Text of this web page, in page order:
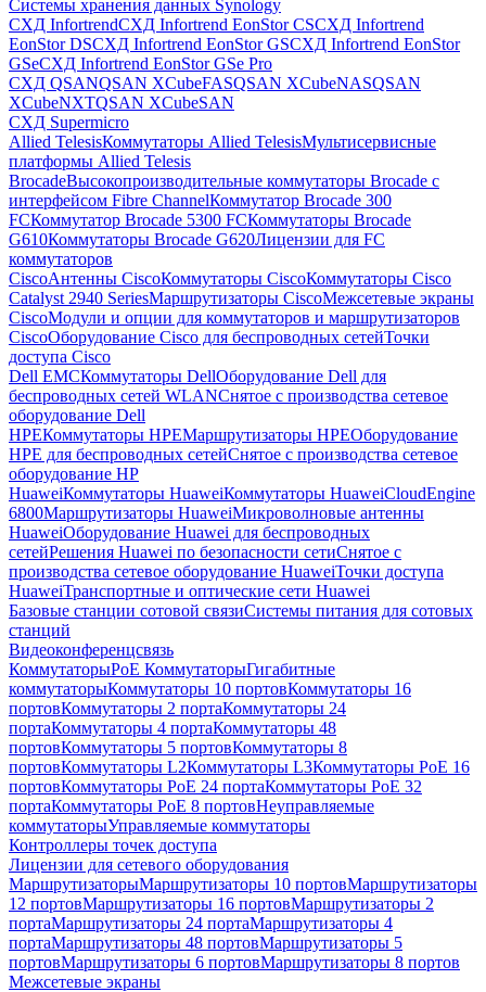
Системы хранения данных Synology
СХД InfortrendСХД Infortrend EonStor CSСХД Infortrend
EonStor DSСХД Infortrend EonStor GSСХД Infortrend EonStor
GSeСХД Infortrend EonStor GSe Pro
СХД QSANQSAN XCubeFASQSAN XCubeNASQSAN
XCubeNXTQSAN XCubeSAN
СХД Supermicro
Allied TelesisКоммутаторы Allied TelesisМультисервисные
платформы Allied Telesis
BrocadeВысокопроизводительные коммутаторы Brocade с
интерфейсом Fibre ChannelКоммутатор Brocade 300
FCКоммутатор Brocade 5300 FCКоммутаторы Brocade
G610Коммутаторы Brocade G620Лицензии для FC
коммутаторов
CiscoАнтенны CiscoКоммутаторы CiscoКоммутаторы Cisco
Catalyst 2940 SeriesМаршрутизаторы CiscoМежсетевые экраны
CiscoМодули и опции для коммутаторов и маршрутизаторов
CiscoОборудование Cisco для беспроводных сетейТочки
доступа Cisco
Dell EMCКоммутаторы DellОборудование Dell для
беспроводных сетей WLANСнятое с производства сетевое
оборудование Dell
HPEКоммутаторы HPEМаршрутизаторы HPEОборудование
HPE для беспроводных сетейСнятое с производства сетевое
оборудование HP
HuaweiКоммутаторы HuaweiКоммутаторы HuaweiCloudEngine
6800Маршрутизаторы HuaweiМикроволновые антенны
HuaweiОборудование Huawei для беспроводных
сетейРешения Huawei по безопасности сетиСнятое с
производства сетевое оборудование HuaweiТочки доступа
HuaweiТранспортные и оптические сети Huawei
Базовые станции сотовой связиСистемы питания для сотовых
станций
Видеоконференцсвязь
КоммутаторыPoE КоммутаторыГигабитные
коммутаторыКоммутаторы 10 портовКоммутаторы 16
портовКоммутаторы 2 портаКоммутаторы 24
портаКоммутаторы 4 портаКоммутаторы 48
портовКоммутаторы 5 портовКоммутаторы 8
портовКоммутаторы L2Коммутаторы L3Коммутаторы PoE 16
портовКоммутаторы PoE 24 портаКоммутаторы PoE 32
портаКоммутаторы PoE 8 портовНеуправляемые
коммутаторыУправляемые коммутаторы
Контроллеры точек доступа
Лицензии для сетевого оборудования
МаршрутизаторыМаршрутизаторы 10 портовМаршрутизаторы
12 портовМаршрутизаторы 16 портовМаршрутизаторы 2
портаМаршрутизаторы 24 портаМаршрутизаторы 4
портаМаршрутизаторы 48 портовМаршрутизаторы 5
портовМаршрутизаторы 6 портовМаршрутизаторы 8 портов
Межсетевые экраны